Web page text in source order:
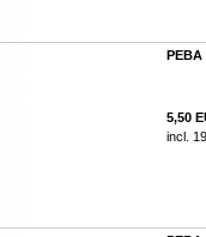
PEBA
5,50
incl.